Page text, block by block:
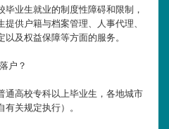
业生就业的制度性障碍和限制，
供户籍与档案管理、人事代理、
及权益保障等方面的服务。
户？
通高校专科以上毕业生，各地城市
关规定执行）。